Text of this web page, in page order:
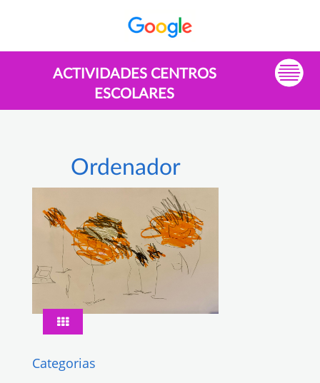
ACTIVIDADES CENTROS
ESCOLARES
Ordenador
Categorias